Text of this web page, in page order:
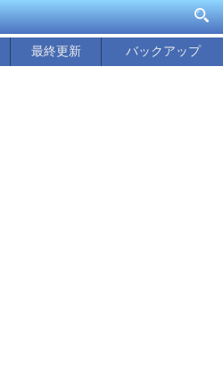
最終更新 バックアップ